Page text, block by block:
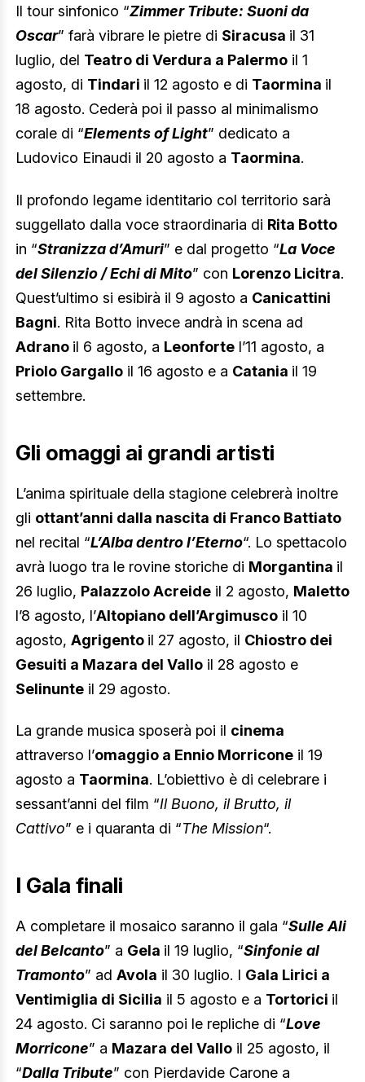
Il tour sinfonico “Zimmer Tribute: Suoni da
Oscar” farà vibrare le pietre di Siracusa il 31
luglio, del Teatro di Verdura a Palermo il 1
agosto, di Tindari il 12 agosto e di Taormina il
18 agosto. Cederà poi il passo al minimalismo
corale di “Elements of Light” dedicato a
Ludovico Einaudi il 20 agosto a Taormina.
Il profondo legame identitario col territorio sarà
suggellato dalla voce straordinaria di Rita Botto
in “Stranizza d’Amuri” e dal progetto “La Voce
del Silenzio / Echi di Mito” con Lorenzo Licitra.
Quest’ultimo si esibirà il 9 agosto a Canicattini
Bagni. Rita Botto invece andrà in scena ad
Adrano il 6 agosto, a Leonforte l’11 agosto, a
Priolo Gargallo il 16 agosto e a Catania il 19
settembre.
Gli omaggi ai grandi artisti
L’anima spirituale della stagione celebrerà inoltre
gli ottant’anni dalla nascita di Franco Battiato
nel recital “L’Alba dentro l’Eterno“. Lo spettacolo
avrà luogo tra le rovine storiche di Morgantina il
26 luglio, Palazzolo Acreide il 2 agosto, Maletto
l’8 agosto, l’Altopiano dell’Argimusco il 10
agosto, Agrigento il 27 agosto, il Chiostro dei
Gesuiti a Mazara del Vallo il 28 agosto e
Selinunte il 29 agosto.
La grande musica sposerà poi il cinema
attraverso l’omaggio a Ennio Morricone il 19
agosto a Taormina. L’obiettivo è di celebrare i
sessant’anni del film “Il Buono, il Brutto, il
Cattivo” e i quaranta di “The Mission“.
I Gala finali
A completare il mosaico saranno il gala “Sulle Ali
del Belcanto” a Gela il 19 luglio, “Sinfonie al
Tramonto” ad Avola il 30 luglio. I Gala Lirici a
Ventimiglia di Sicilia il 5 agosto e a Tortorici il
24 agosto. Ci saranno poi le repliche di “Love
Morricone” a Mazara del Vallo il 25 agosto, il
“Dalla Tribute” con Pierdavide Carone a